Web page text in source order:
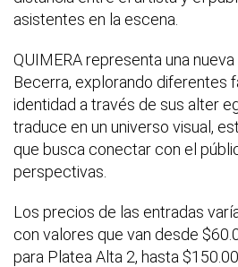
asistentes en la escena.
QUIMERA representa una
Becerra, explorando diferentes
identidad a través de sus alter
traduce en un universo visual,
que busca conectar con el
perspectivas.
Los precios de las entradas
con valores que van desde
para Platea Alta 2, hasta